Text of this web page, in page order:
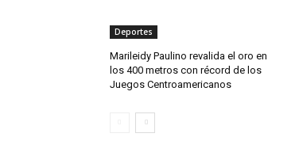
Deportes
Marileidy Paulino revalida el oro en
los 400 metros con récord de los
Juegos Centroamericanos